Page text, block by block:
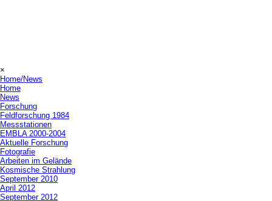
×
Home/News
Home
News
Forschung
Feldforschung 1984
Messstationen
EMBLA 2000-2004
Aktuelle Forschung
Fotografie
Arbeiten im Gelände
Kosmische Strahlung
September 2010
April 2012
September 2012